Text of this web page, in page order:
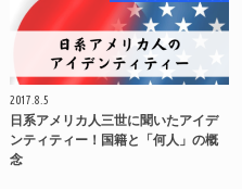
2017.8.5
日系アメリカ人三世に聞いたアイデ
ンティティー！国籍と「何人」の概
念